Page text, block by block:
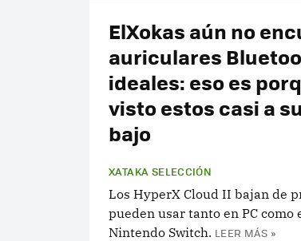
ElXokas aún no
auriculares
ideales: eso es
visto estos casi a
bajo
XATAKA SELECCIÓN
Los HyperX Cloud II bajan de
pueden usar tanto en PC como
Nintendo Switch. LEER MÁS »